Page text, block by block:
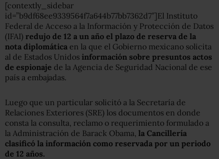
[contextly_sidebar
id=”b9df68ee9339564f7a644b77bb7362d7″]El Instituto
Federal de Acceso a la Información y Protección de Datos
(IFAI) redujo de 12 a un año el plazo de reserva de la
nota diplomática en la que el Gobierno mexicano solicita
al de Estados Unidos información sobre presuntos actos
de espionaje de la Agencia de Seguridad Nacional de ese
país a embajadas.
Luego que un particular solicitó a la Secretaría de
Relaciones Exteriores (SRE) los documentos en donde
consta la consulta, reclamo o requerimiento formulado a
la Administración de Barack Obama, la Cancillería
clasificó la información como reservada por un periodo
de 12 años.